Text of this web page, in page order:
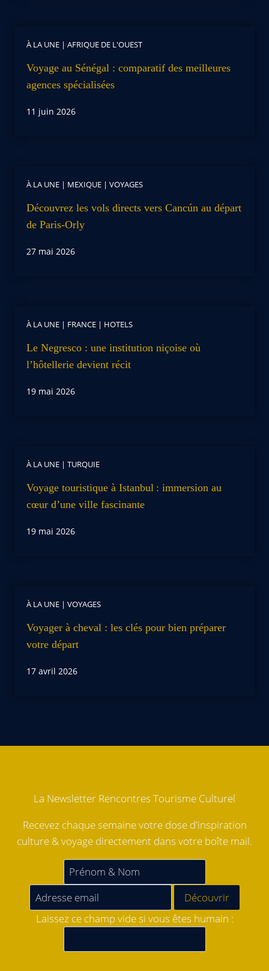
À LA UNE | AFRIQUE DE L'OUEST
Voyage au Sénégal : comparatif des meilleures
agences spécialisées
11 juin 2026
À LA UNE | MEXIQUE | VOYAGES
Découvrez les vols directs vers Cancún au départ
de Paris-Orly
27 mai 2026
À LA UNE | FRANCE | HOTELS
Le Negresco : une institution niçoise où
l’hôtellerie devient récit
19 mai 2026
À LA UNE | TURQUIE
Voyage touristique à Istanbul : immersion au
cœur d’une ville fascinante
19 mai 2026
À LA UNE | VOYAGES
Voyager à cheval : les clés pour bien préparer
votre départ
17 avril 2026
La Newsletter Rencontres Tourisme Culturel
Recevez chaque semaine votre dose d'inspiration
culture & voyage directement dans votre boîte mail.
Laissez ce champ vide si vous êtes humain :